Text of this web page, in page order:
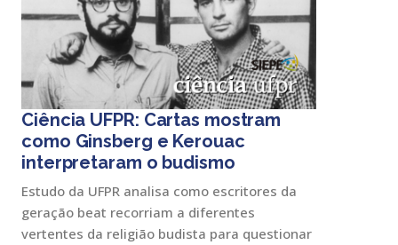
Ciência UFPR: Cartas mostram
como Ginsberg e Kerouac
interpretaram o budismo
Estudo da UFPR analisa como escritores da
geração beat recorriam a diferentes
vertentes da religião budista para questionar